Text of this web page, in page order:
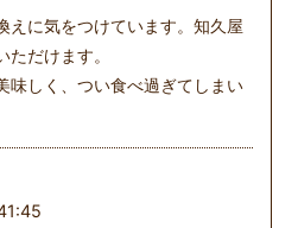
えに気をつけています。知久屋
だけます。
味しく、つい食べ過ぎてしまい